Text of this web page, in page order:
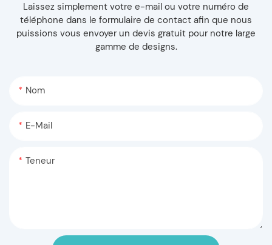
Laissez simplement votre e-mail ou votre numéro de
téléphone dans le formulaire de contact afin que nous
puissions vous envoyer un devis gratuit pour notre large
gamme de designs.
Nom
E-Mail
Teneur